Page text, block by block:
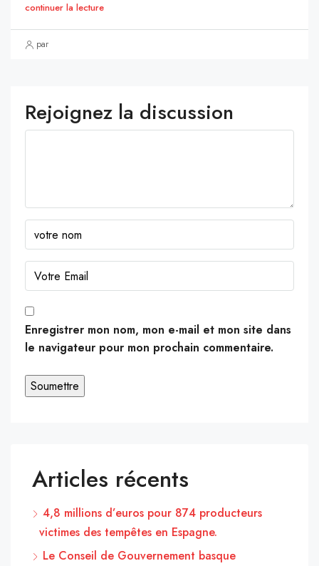
continuer la lecture
par
Rejoignez la discussion
Enregistrer mon nom, mon e-mail et mon site dans
le navigateur pour mon prochain commentaire.
Articles récents
4,8 millions d’euros pour 874 producteurs
victimes des tempêtes en Espagne.
Le Conseil de Gouvernement basque